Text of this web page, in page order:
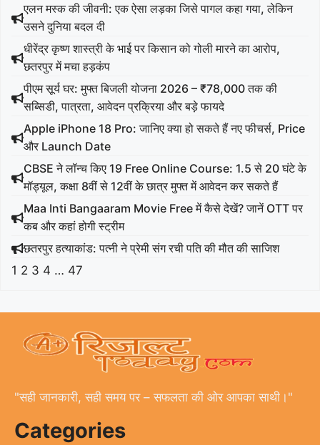
एलन मस्क की जीवनी: एक ऐसा लड़का जिसे पागल कहा गया, लेकिन
उसने दुनिया बदल दी
धीरेंद्र कृष्ण शास्त्री के भाई पर किसान को गोली मारने का आरोप,
छतरपुर में मचा हड़कंप
पीएम सूर्य घर: मुफ्त बिजली योजना 2026 – ₹78,000 तक की
सब्सिडी, पात्रता, आवेदन प्रक्रिया और बड़े फायदे
Apple iPhone 18 Pro: जानिए क्या हो सकते हैं नए फीचर्स, Price
और Launch Date
CBSE ने लॉन्च किए 19 Free Online Course: 1.5 से 20 घंटे के
मॉड्यूल, कक्षा 8वीं से 12वीं के छात्र मुफ्त में आवेदन कर सकते हैं
Maa Inti Bangaaram Movie Free में कैसे देखें? जानें OTT पर
कब और कहां होगी स्ट्रीम
छतरपुर हत्याकांड: पत्नी ने प्रेमी संग रची पति की मौत की साजिश
1 2 3 4 … 47
"सही जानकारी, सही समय पर – सफलता की ओर आपका साथी।"
Categories